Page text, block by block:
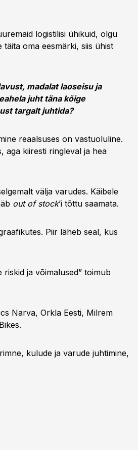
logistilisi ühikuid, olgu
oma eesmärki, siis ühist
madalat laoseisu ja
juht täna kõige
targalt juhtida?
reaalsuses on vastuoluline.
aga kiiresti ringleval ja hea
välja varudes. Käibele
out of stock’i tõttu saamata.
Piir läheb seal, kus
riskid ja võimalused” toimub
Narva, Orkla Eesti, Milrem
kulude ja varude juhtimine,